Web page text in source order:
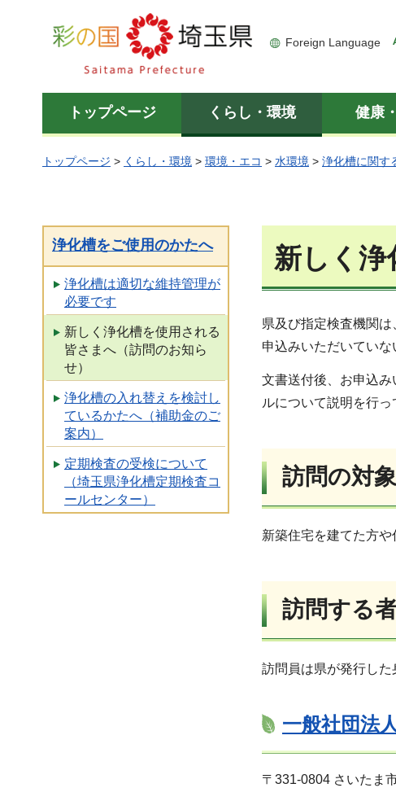
彩の国 埼玉県
Foreign Language
トップページ くらし・環境 健康
トップページ > くらし・環境 > 環境・エコ > 水環境 > 浄化槽に関す
浄化槽をご使用のかたへ
浄化槽は適切な維持管理が
必要です
新しく浄化槽を使用される
皆さまへ（訪問のお知ら
せ）
浄化槽の入れ替えを検討し
ているかたへ（補助金のご
案内）
定期検査の受検について
（埼玉県浄化槽定期検査コ
ールセンター）
新しく浄
県及び指定検査機関
申込みいただいていな
文書送付後、お申込
ルについて説明を行っ
訪問の対
新築住宅を建てた方
訪問する
訪問員は県が発行した
一般社団法
〒331-0804 さいたま